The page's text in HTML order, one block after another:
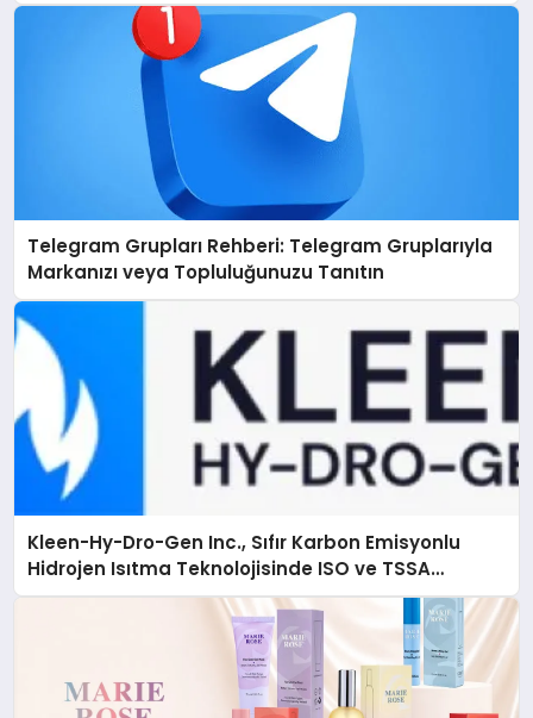
Telegram Grupları Rehberi: Telegram Gruplarıyla
Markanızı veya Topluluğunuzu Tanıtın
Kleen-Hy-Dro-Gen Inc., Sıfır Karbon Emisyonlu
Hidrojen Isıtma Teknolojisinde ISO ve TSSA
Düzenleyici Onaylarını Aldı